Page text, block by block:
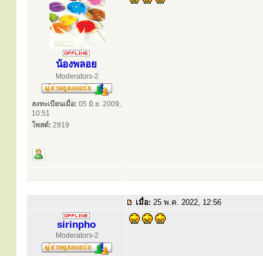
น้องพลอย
Moderators-2
ลงทะเบียนเมื่อ: 05 มิ.ย. 2009,
10:51
โพสต์: 2919
เมื่อ: 25 พ.ค. 2022, 12:56
sirinpho
Moderators-2